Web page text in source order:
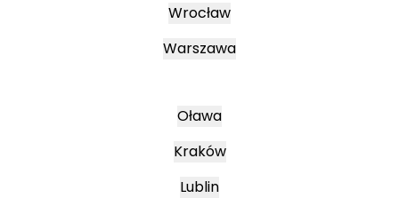
Wrocław
Warszawa
Oława
Kraków
Lublin